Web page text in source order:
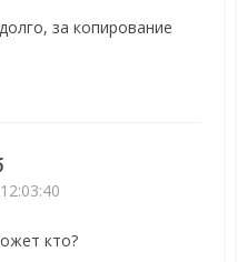
за копирование
кто?